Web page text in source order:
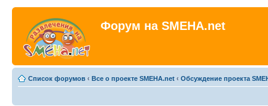
Форум на SMEHA.net
Список форумов ‹ Все о проекте SMEHA.net ‹ Обсуждение проекта